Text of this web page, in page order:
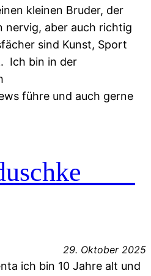
kleinen Bruder, der
nervig, aber auch richtig
sind Kunst, Sport
Ich bin in der
führe und auch gerne
29. Oktober 2025
ich bin 10 Jahre alt und